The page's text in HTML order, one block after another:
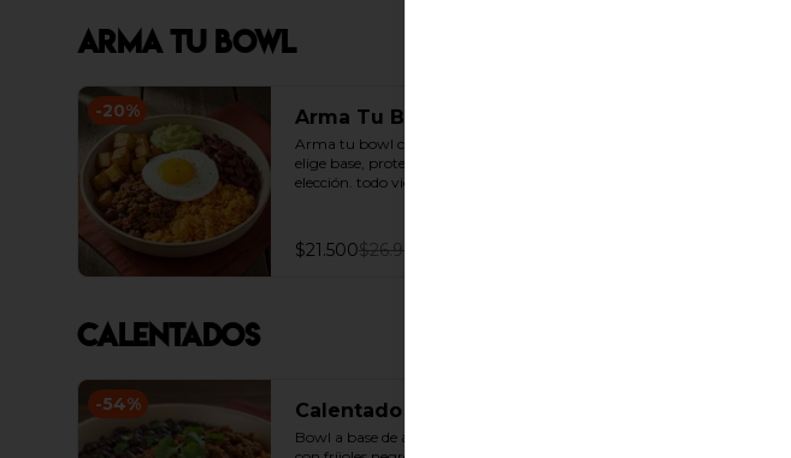
Arma Tu Bowl
-20% Arma Tu Bowl
Arma tu bowl como más te guste.
elige base, proteína y toppings a
elección. todo viene mezclado en
$21.500$26.900
Calentados
-54% Calentado Cubano
Bowl a base de arroz achiotado